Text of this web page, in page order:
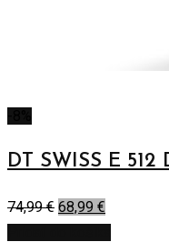
DT SWISS E
74,99€ 68,99 €